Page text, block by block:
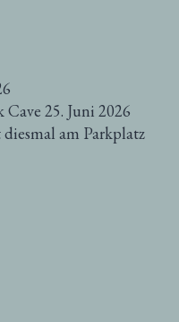
Cave 25. Juni 2026
am Parkplatz